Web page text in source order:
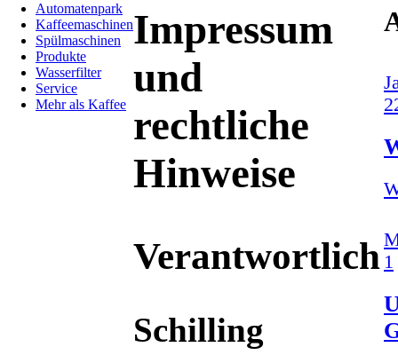
Automatenpark
Kaffeemaschinen
Spülmaschinen
Produkte
Wasserfilter
Service
Mehr als Kaffee
1
Impressum
und
rechtliche
Hinweise
Verantwortlich
Schilling